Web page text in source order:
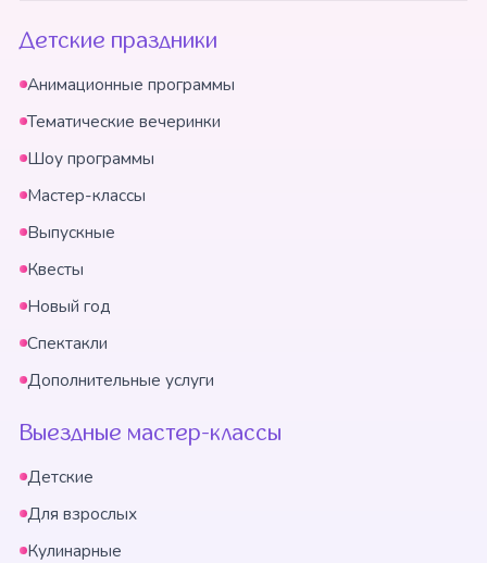
Детские праздники
Анимационные программы
Тематические вечеринки
Шоу программы
Мастер-классы
Выпускные
Квесты
Новый год
Спектакли
Дополнительные услуги
Выездные мастер-классы
Детские
Для взрослых
Кулинарные